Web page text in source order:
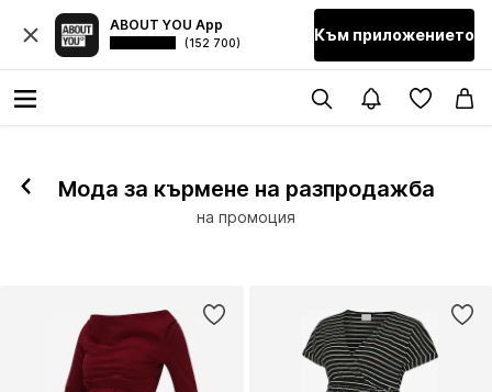
ABOUT YOU App
(152 700) Към приложението
Мода за кърмене на разпродажба
на промоция